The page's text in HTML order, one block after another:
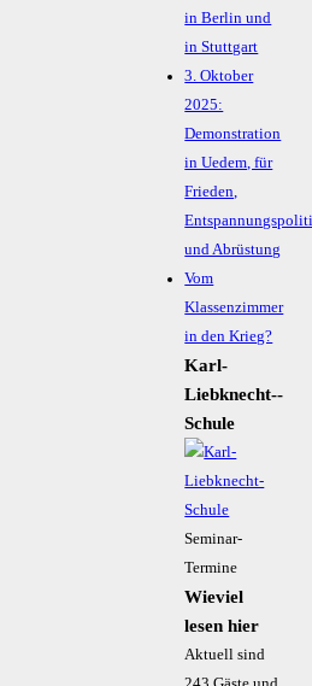
in Berlin und
in Stuttgart
3. Oktober
2025:
Demonstration
in Uedem, für
Frieden,
und Abrüstung
Vom
Klassenzimmer
in den Krieg?
Karl-
Liebknecht-­
Schule
Seminar-
Termine
Wieviel
lesen hier
Aktuell sind